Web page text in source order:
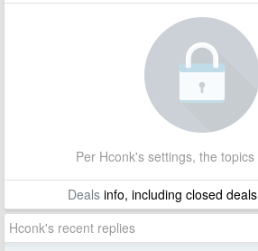
Per Hconk's settings, the
Dealsinfo, including closed
Hconk's recent replies